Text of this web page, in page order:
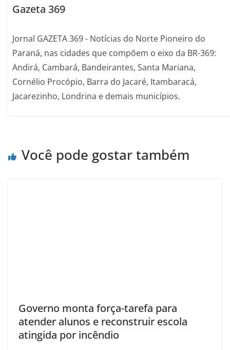
Gazeta 369
Jornal GAZETA 369 - Notícias do Norte Pioneiro do
Paraná, nas cidades que compõem o eixo da BR-369:
Andirá, Cambará, Bandeirantes, Santa Mariana,
Cornélio Procópio, Barra do Jacaré, Itambaracá,
Jacarezinho, Londrina e demais municípios.
Você pode gostar também
Governo monta força-tarefa para
atender alunos e reconstruir escola
atingida por incêndio